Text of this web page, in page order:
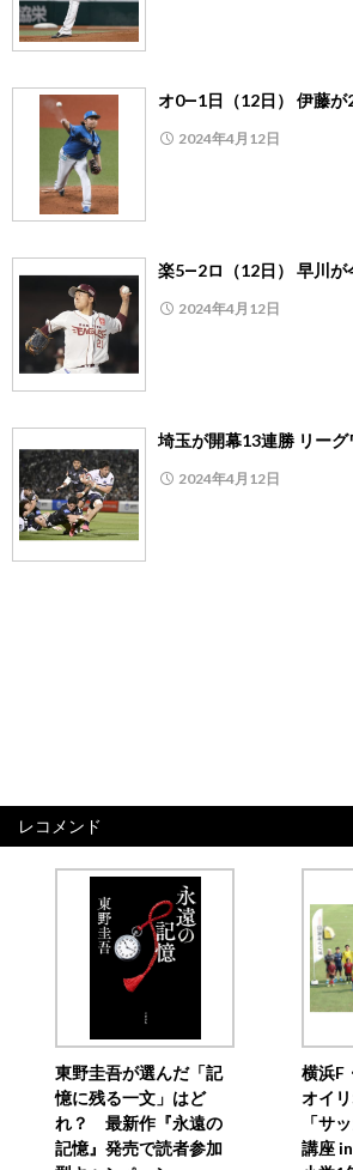
オ0―1日（12日） 伊藤が
2024年4月12日
楽5―2ロ（12日） 早川が
2024年4月12日
埼玉が開幕13連勝 リー
2024年4月12日
レコメンド
東野圭吾が選んだ「記
憶に残る一文」はど
れ？ 最新作『永遠の
記憶』発売で読者参加
横浜F
オイリ
「サ
講座